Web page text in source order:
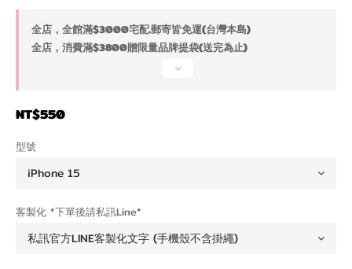
全店，全館滿$3000宅配.郵寄皆免運(台灣本島)
全店，消費滿$3800贈限量品牌提袋(送完為止)
NT$550
型號
客製化 *下單後請私訊Line*